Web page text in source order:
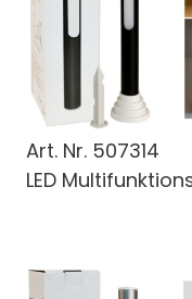
Art. Nr. 507314
LED